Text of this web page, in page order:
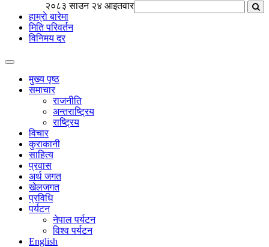
२०८३ साउन २४ आइतवार
हाम्राे बारेमा
मिति परिवर्तन
विनिमय दर
मुख्य पृष्ठ
समाचार
राजनीति
अन्तराष्ट्रिय
राष्ट्रिय
विचार
कुराकानी
साहित्य
प्रवास
अर्थ जगत
खेलजगत
प्रविधि
पर्यटन
नेपाल पर्यटन
विश्व पर्यटन
English